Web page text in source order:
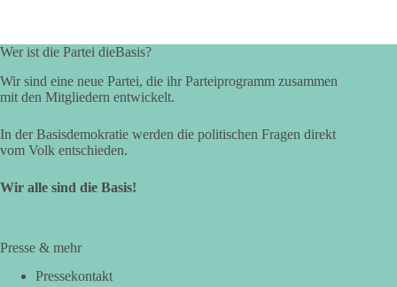
Wer ist die Partei dieBasis?
Wir sind eine neue Partei, die ihr Parteiprogramm zusammen
mit den Mitgliedern entwickelt.
In der Basisdemokratie werden die politischen Fragen direkt
vom Volk entschieden.
Wir alle sind die Basis!
Presse & mehr
Pressekontakt